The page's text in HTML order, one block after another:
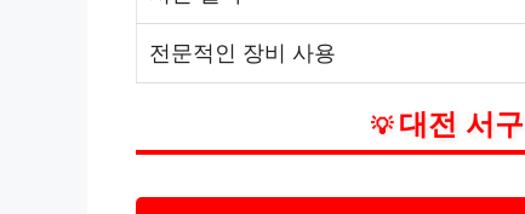
전문적인 장비 사용
💡 대전 서